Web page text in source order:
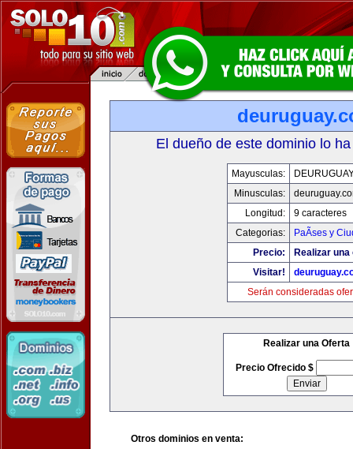
El dueño de este dominio lo
Mayusculas:
Minusculas:
Longitud:
9 caracteres
Categorias:
PaÃ­ses y
Precio:
Realizar
Visitar!
Serán consideradas
Realizar una Oferta
Precio Ofrecido $
Otros dominios en venta: